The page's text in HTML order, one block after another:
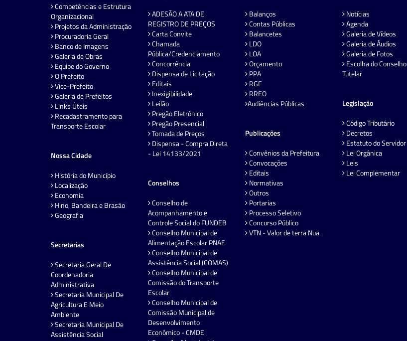
Competências e Estrutura
Organizacional
Projetos da Administração
Procuradoria Geral
Banco de Imagens
Galeria de Obras
Equipe do Governo
O Prefeito
Vice-Prefeito
Galeria de Prefeitos
Links Úteis
Recadastramento para
Transporte Escolar
Nossa Cidade
História do Município
Localização
Economia
Hino, Bandeira e Brasão
Geografia
Secretarias
Secretaria Geral De
Coordenadoria
Administrativa
Secretaria Municipal De
Agricultura E Meio
Ambiente
Secretaria Municipal De
Assistência Social
ADESÃO A ATA DE
REGISTRO DE PREÇOS
Carta Convite
Chamada
Pública/Credenciamento
Concorrência
Dispensa de Licitação
Editais
Inexigibilidade
Leilão
Pregão Eletrônico
Pregão Presencial
Tomada de Preços
Dispensa - Compra Direta
- Lei 14133/2021
Conselhos
Conselho de
Acompanhamento e
Controle Social do FUNDEB
Conselho Municipal de
Alimentação Escolar PNAE
Conselho Municipal de
Assistência Social (COMAS)
Conselho Municipal de
Comissão do Transporte
Escolar
Conselho Municipal de
Comissão Municipal de
Desenvolvimento
Econômico - CMDE
Balanços
Contas Públicas
Balancetes
LDO
LOA
Orçamento
PPA
RGF
RREO
Audiências Públicas
Publicações
Convênios da Prefeitura
Convocações
Editais
Normativas
Outros
Portarias
Processo Seletivo
Concurso Público
VTN - Valor de terra Nua
Notícias
Agenda
Galeria de Vídeos
Galeria de Áudios
Galeria de Fotos
Escolha do Conselho
Tutelar
Legislação
Código Tributário
Decretos
Estatuto do Servidor
Lei Orgânica
Leis
Lei Complementar